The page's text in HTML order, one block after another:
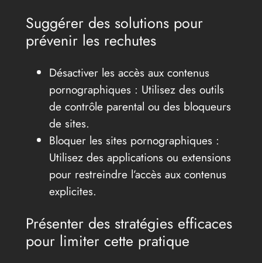
Suggérer des solutions pour
prévenir les rechutes
Désactiver les accès aux contenus
pornographiques : Utilisez des outils
de contrôle parental ou des bloqueurs
de sites.
Bloquer les sites pornographiques :
Utilisez des applications ou extensions
pour restreindre l’accès aux contenus
explicites.
Présenter des stratégies efficaces
pour limiter cette pratique